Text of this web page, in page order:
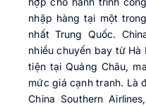
nhập hàng tại một
nhất Trung Quốc.
nhiều chuyến bay từ Hà
tiện tại Quảng Châu,
mức giá cạnh tranh. Là
China Southern Airlines,